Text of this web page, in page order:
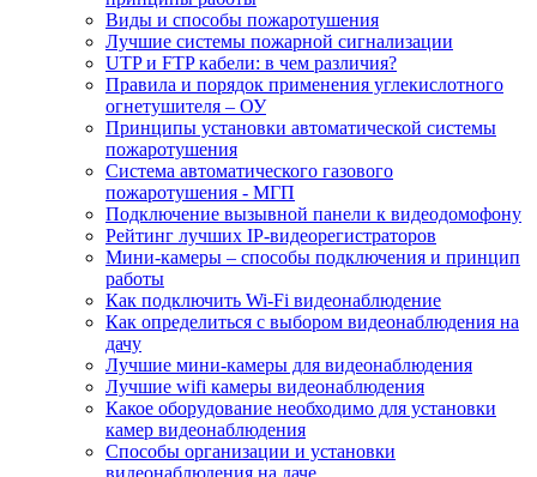
Виды и способы пожаротушения
Лучшие системы пожарной сигнализации
UTP и FTP кабели: в чем различия?
Правила и порядок применения углекислотного
огнетушителя – ОУ
Принципы установки автоматической системы
пожаротушения
Система автоматического газового
пожаротушения - МГП
Подключение вызывной панели к видеодомофону
Рейтинг лучших IP-видеорегистраторов
Мини-камеры – способы подключения и принцип
работы
Как подключить Wi-Fi видеонаблюдение
Как определиться с выбором видеонаблюдения на
дачу
Лучшие мини-камеры для видеонаблюдения
Лучшие wifi камеры видеонаблюдения
Какое оборудование необходимо для установки
камер видеонаблюдения
Способы организации и установки
видеонаблюдения на даче